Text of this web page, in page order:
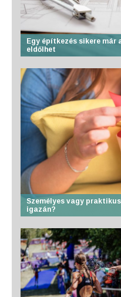
Egy építkezés sikere már
eldőlhet
Személyes vagy
igazán?